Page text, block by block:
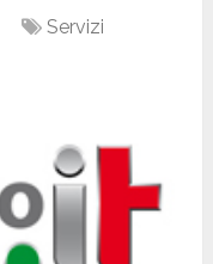
Servizi